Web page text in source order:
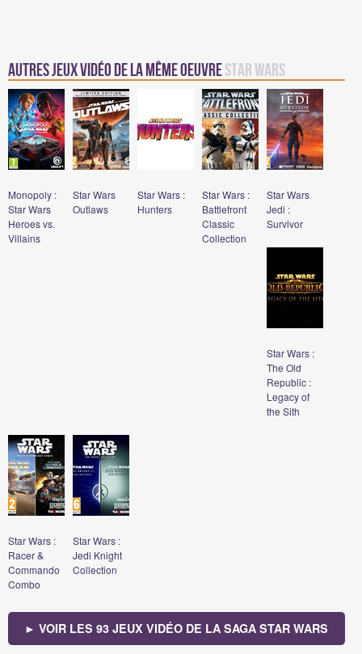
Autres jeux vidéo de la même oeuvreStar Wars
Monopoly :
Star Wars
Heroes vs.
Villains
Star Wars
Outlaws
Star Wars :
Hunters
Star Wars :
Battlefront
Classic
Collection
Star Wars
Jedi :
Survivor
Star Wars :
The Old
Republic :
Legacy of
the Sith
Star Wars :
Racer &
Commando
Combo
Star Wars :
Jedi Knight
Collection
► VOIR LES 93 JEUX VIDÉO DE LA SAGA STAR WARS